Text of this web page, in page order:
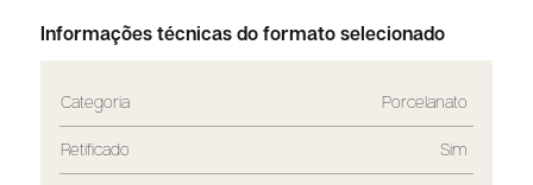
Informações técnicas do formato selecionado
Categoria Porcelanato
Retificado Sim